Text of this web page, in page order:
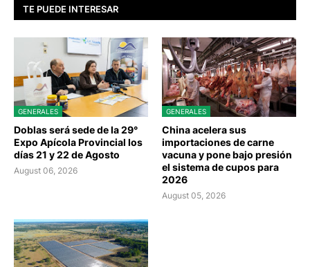
TE PUEDE INTERESAR
GENERALES
Doblas será sede de la 29°
Expo Apícola Provincial los
días 21 y 22 de Agosto
August 06, 2026
GENERALES
China acelera sus
importaciones de carne
vacuna y pone bajo presión
el sistema de cupos para
2026
August 05, 2026